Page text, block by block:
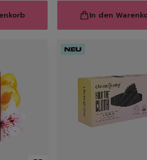
Feinwäsche
Waschpulver
Waschmittel
Weichspüler
Waschzusatz
In den